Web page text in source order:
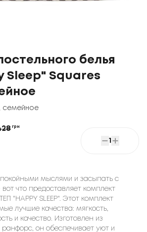
белья
Sleep" Squares
семейное
грн
1
мыслями и засыпать с
что предоставляет комплект
"HAPPY SLEEP". Этот комплект
лучшие качества: мягкость,
и качество. Изготовлен из
ранфорс, он обеспечивает уют и